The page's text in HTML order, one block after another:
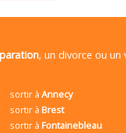
, un divorce ou
sortir à Annecy
sortir à Brest
sortir à Fontainebleau